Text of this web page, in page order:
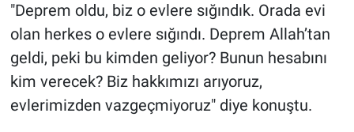
"Deprem oldu, biz o evlere sığındık. Orada evi
olan herkes o evlere sığındı. Deprem Allah’tan
geldi, peki bu kimden geliyor? Bunun hesabını
kim verecek? Biz hakkımızı arıyoruz,
evlerimizden vazgeçmiyoruz" diye konuştu.